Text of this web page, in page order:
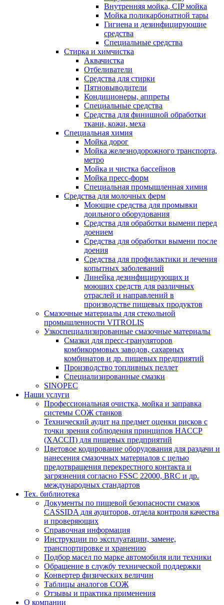
Внутренняя мойка, CIP мойка
Мойка поликарбонатной тары
Гигиена и дезинфицирующие
средства
Специальные средства
Стирка и химчистка
Аквачистка
Отбеливатели
Средства для стирки
Пятновыводители
Кондиционеры, аппреты
Специальные средства
Средства для финишной обработки
ткани, кожи, меха
Специальная химия
Мойка дорог
Мойка железнодорожного транспорта,
метро
Мойка и чистка бассейнов
Мойка пресс-форм
Специальная промышленная химия
Средства для молочных ферм
Моющие средства для промывки
доильного оборудования
Средства для обработки вымени перед
доением
Средства для обработки вымени после
доения
Средства для профилактики и лечения
копытных заболеваний
Линейка дезинфицирующих и
моющих средств для различных
отраслей и направлений в
производстве пищевых продуктов
Смазочные материалы для стекольной
промышленности VITROLIS
Узкоспециализированные смазочные материалы
Смазки для пресс-грануляторов
комбикормовых заводов, сахарных
комбинатов и др. пищевых предприятий
Производство топливных пеллет
Специализированные смазки
SINOPEC
Наши услуги
Профессиональная очистка, мойка и заправка
системы СОЖ станков
Технический аудит на предмет оценки рисков с
точки зрения соблюдения принципов HACCP
(ХАССП) для пищевых предприятий
Цветовое кодирование оборудования для раздачи и
нанесения смазочных материалов с целью
предотвращения перекрестного контакта и
загрязнения согласно FSSC 22000, BRC и др.
международных стандартов
Тех. библиотека
Документы по пищевой безопасности смазок
CASSIDA для аудиторов, отдела контроля качества
и проверяющих
Справочная информация
Инструкции по эксплуатации, замене,
транспортировке и хранению
Подбор масел по марке автомобиля или техники
Обращение в службу технической поддержки
Конвертер физических величин
Таблицы аналогов СОЖ
Отзывы и практика применения
О компании